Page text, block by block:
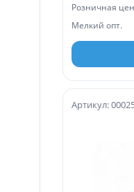
Розничная
Мелкий опт.
Артикул: